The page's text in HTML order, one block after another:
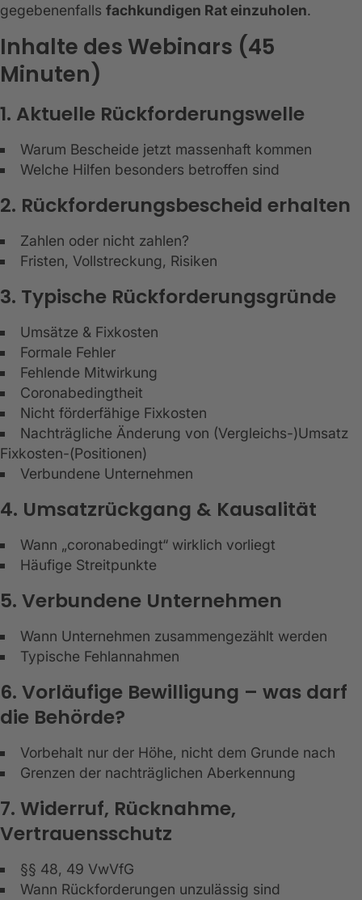
gegebenenfalls fachkundigen Rat einzuholen.
Inhalte des Webinars (45
Minuten)
1. Aktuelle Rückforderungswelle
Warum Bescheide jetzt massenhaft kommen
Welche Hilfen besonders betroffen sind
2. Rückforderungsbescheid erhalten
Zahlen oder nicht zahlen?
Fristen, Vollstreckung, Risiken
3. Typische Rückforderungsgründe
Umsätze & Fixkosten
Formale Fehler
Fehlende Mitwirkung
Coronabedingtheit
Nicht förderfähige Fixkosten
Nachträgliche Änderung von (Vergleichs-)Umsatz
Fixkosten-(Positionen)
Verbundene Unternehmen
4. Umsatzrückgang & Kausalität
Wann „coronabedingt“ wirklich vorliegt
Häufige Streitpunkte
5. Verbundene Unternehmen
Wann Unternehmen zusammengezählt werden
Typische Fehlannahmen
6. Vorläufige Bewilligung – was darf
die Behörde?
Vorbehalt nur der Höhe, nicht dem Grunde nach
Grenzen der nachträglichen Aberkennung
7. Widerruf, Rücknahme,
Vertrauensschutz
§§ 48, 49 VwVfG
Wann Rückforderungen unzulässig sind